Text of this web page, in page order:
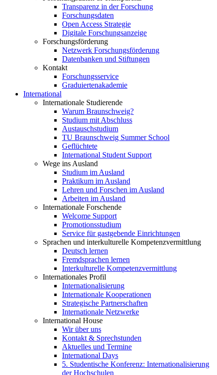
Transparenz in der Forschung
Forschungsdaten
Open Access Strategie
Digitale Forschungsanzeige
Forschungsförderung
Netzwerk Forschungsförderung
Datenbanken und Stiftungen
Kontakt
Forschungsservice
Graduiertenakademie
International
Internationale Studierende
Warum Braunschweig?
Studium mit Abschluss
Austauschstudium
TU Braunschweig Summer School
Geflüchtete
International Student Support
Wege ins Ausland
Studium im Ausland
Praktikum im Ausland
Lehren und Forschen im Ausland
Arbeiten im Ausland
Internationale Forschende
Welcome Support
Promotionsstudium
Service für gastgebende Einrichtungen
Sprachen und interkulturelle Kompetenzvermittlung
Deutsch lernen
Fremdsprachen lernen
Interkulturelle Kompetenzvermittlung
Internationales Profil
Internationalisierung
Internationale Kooperationen
Strategische Partnerschaften
Internationale Netzwerke
International House
Wir über uns
Kontakt & Sprechstunden
Aktuelles und Termine
International Days
5. Studentische Konferenz: Internationalisierung
der Hochschulen